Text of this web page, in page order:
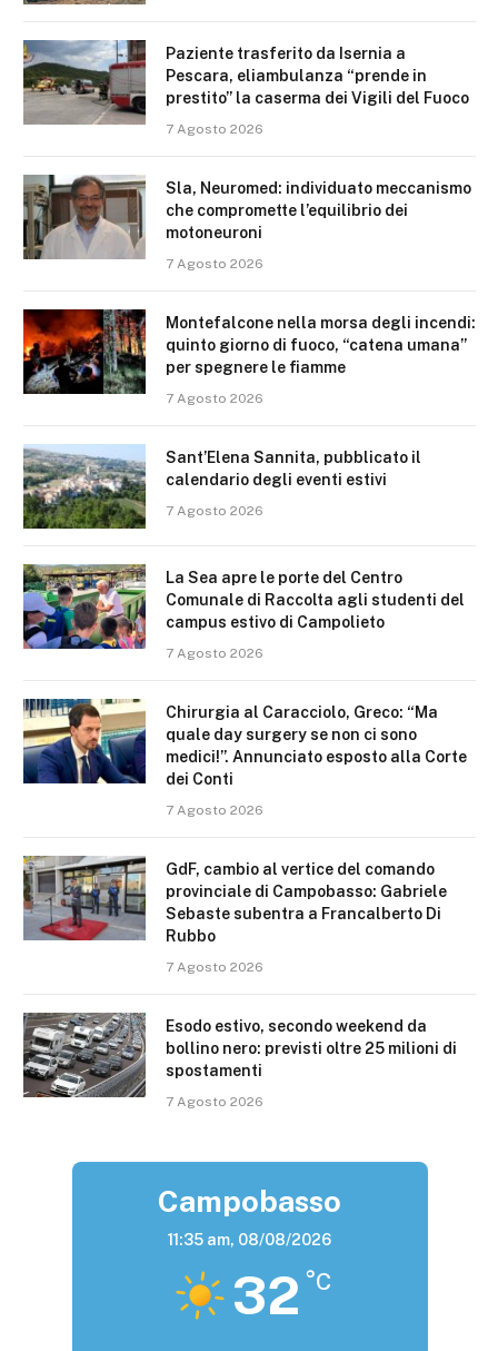
Paziente trasferito da Isernia a
Pescara, eliambulanza “prende in
prestito” la caserma dei Vigili del Fuoco
7 Agosto 2026
Sla, Neuromed: individuato meccanismo
che compromette l’equilibrio dei
motoneuroni
7 Agosto 2026
Montefalcone nella morsa degli incendi:
quinto giorno di fuoco, “catena umana”
per spegnere le fiamme
7 Agosto 2026
Sant’Elena Sannita, pubblicato il
calendario degli eventi estivi
7 Agosto 2026
La Sea apre le porte del Centro
Comunale di Raccolta agli studenti del
campus estivo di Campolieto
7 Agosto 2026
Chirurgia al Caracciolo, Greco: “Ma
quale day surgery se non ci sono
medici!”. Annunciato esposto alla Corte
dei Conti
7 Agosto 2026
GdF, cambio al vertice del comando
provinciale di Campobasso: Gabriele
Sebaste subentra a Francalberto Di
Rubbo
7 Agosto 2026
Esodo estivo, secondo weekend da
bollino nero: previsti oltre 25 milioni di
spostamenti
7 Agosto 2026
Campobasso
11:35 am, 08/08/2026
32 °C